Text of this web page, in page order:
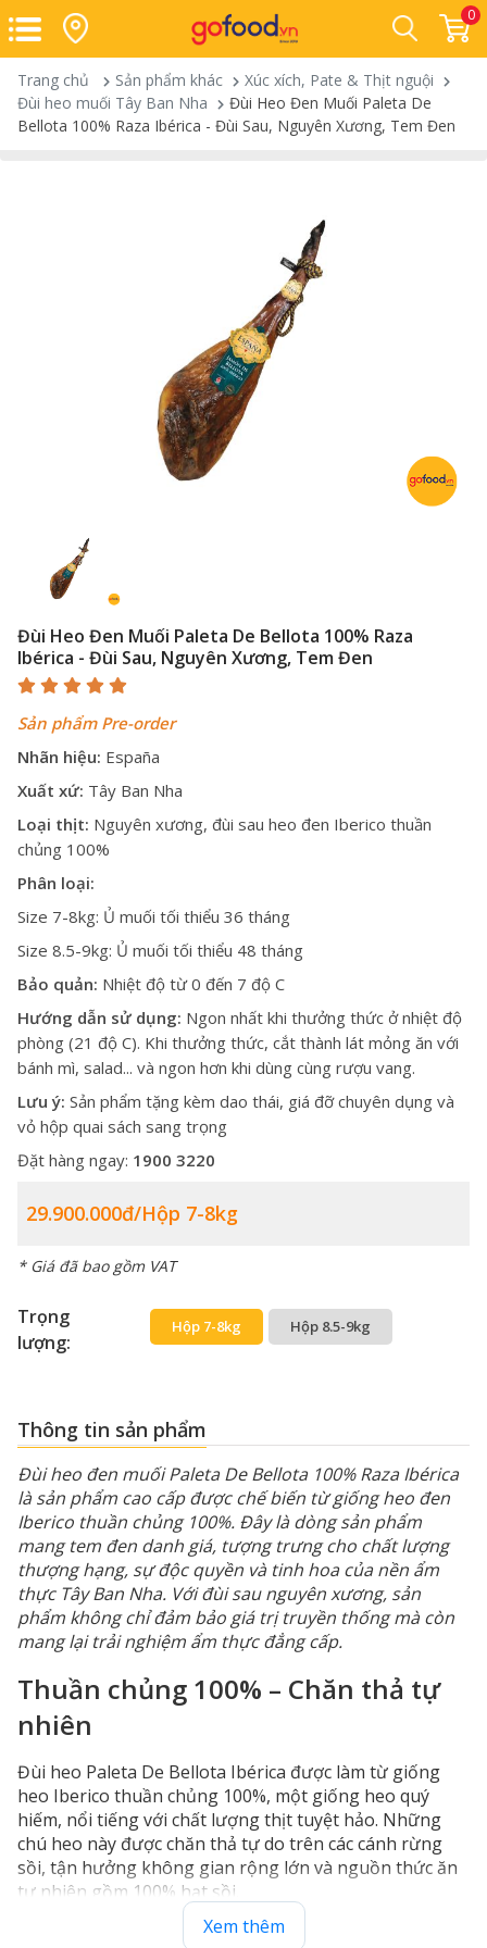
0
Trang chủ Sản phẩm khác
Xúc xích, Pate & Thịt nguội
Đùi heo muối Tây Ban Nha
Đùi Heo Đen Muối Paleta De
Bellota 100% Raza Ibérica - Đùi Sau, Nguyên Xương, Tem Đen
Đùi Heo Đen Muối Paleta De Bellota 100% Raza
Ibérica - Đùi Sau, Nguyên Xương, Tem Đen
Sản phẩm Pre-order
Nhãn hiệu: España
Xuất xứ: Tây Ban Nha
Loại thịt: Nguyên xương, đùi sau heo đen Iberico thuần
chủng 100%
Phân loại:
Size 7-8kg: Ủ muối tối thiểu 36 tháng
Size 8.5-9kg: Ủ muối tối thiểu 48 tháng
Bảo quản: Nhiệt độ từ 0 đến 7 độ C
Hướng dẫn sử dụng: Ngon nhất khi thưởng thức ở nhiệt độ
phòng (21 độ C). Khi thưởng thức, cắt thành lát mỏng ăn với
bánh mì, salad... và ngon hơn khi dùng cùng rượu vang.
Lưu ý: Sản phẩm tặng kèm dao thái, giá đỡ chuyên dụng và
vỏ hộp quai sách sang trọng
Đặt hàng ngay: 1900 3220
29.900.000đ/Hộp 7-8kg
* Giá đã bao gồm VAT
Trọng
lượng:
Hộp 7-8kg Hộp 8.5-9kg
Thông tin sản phẩm
Đùi heo đen muối Paleta De Bellota 100% Raza Ibérica
là sản phẩm cao cấp được chế biến từ giống heo đen
Iberico thuần chủng 100%. Đây là dòng sản phẩm
mang tem đen danh giá, tượng trưng cho chất lượng
thượng hạng, sự độc quyền và tinh hoa của nền ẩm
thực Tây Ban Nha. Với đùi sau nguyên xương, sản
phẩm không chỉ đảm bảo giá trị truyền thống mà còn
mang lại trải nghiệm ẩm thực đẳng cấp.
Thuần chủng 100% – Chăn thả tự
nhiên
Đùi heo Paleta De Bellota Ibérica được làm từ giống
heo Iberico thuần chủng 100%, một giống heo quý
hiếm, nổi tiếng với chất lượng thịt tuyệt hảo. Những
chú heo này được chăn thả tự do trên các cánh rừng
sồi, tận hưởng không gian rộng lớn và nguồn thức ăn
tự nhiên gồm 100% hạt sồi.
Chế độ chăn thả tự nhiên này không chỉ mang lại
Xem thêm